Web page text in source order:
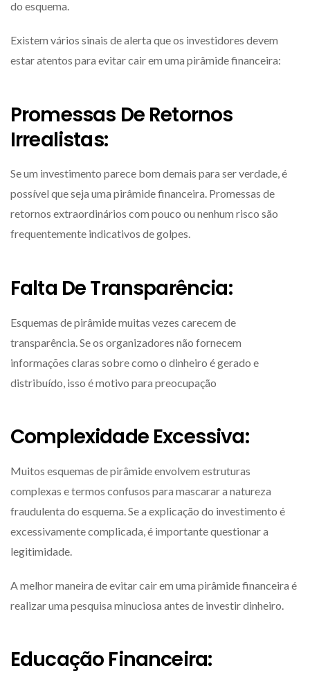
do esquema.
Existem vários sinais de alerta que os investidores devem
estar atentos para evitar cair em uma pirâmide financeira:
Promessas De Retornos
Irrealistas:
Se um investimento parece bom demais para ser verdade, é
possível que seja uma pirâmide financeira. Promessas de
retornos extraordinários com pouco ou nenhum risco são
frequentemente indicativos de golpes.
Falta De Transparência:
Esquemas de pirâmide muitas vezes carecem de
transparência. Se os organizadores não fornecem
informações claras sobre como o dinheiro é gerado e
distribuído, isso é motivo para preocupação
Complexidade Excessiva:
Muitos esquemas de pirâmide envolvem estruturas
complexas e termos confusos para mascarar a natureza
fraudulenta do esquema. Se a explicação do investimento é
excessivamente complicada, é importante questionar a
legitimidade.
A melhor maneira de evitar cair em uma pirâmide financeira é
realizar uma pesquisa minuciosa antes de investir dinheiro.
Educação Financeira: